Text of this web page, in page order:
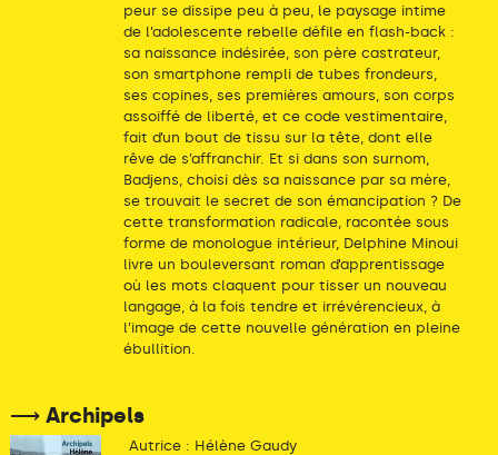
peur se dissipe peu à peu, le paysage intime
de l’adolescente rebelle défile en flash-back :
sa naissance indésirée, son père castrateur,
son smartphone rempli de tubes frondeurs,
ses copines, ses premières amours, son corps
assoiffé de liberté, et ce code vestimentaire,
fait d’un bout de tissu sur la tête, dont elle
rêve de s’affranchir. Et si dans son surnom,
Badjens, choisi dès sa naissance par sa mère,
se trouvait le secret de son émancipation ? De
cette transformation radicale, racontée sous
forme de monologue intérieur, Delphine Minoui
livre un bouleversant roman d’apprentissage
où les mots claquent pour tisser un nouveau
langage, à la fois tendre et irrévérencieux, à
l’image de cette nouvelle génération en pleine
ébullition.
⟶ Archipels
Autrice : Hélène Gaudy